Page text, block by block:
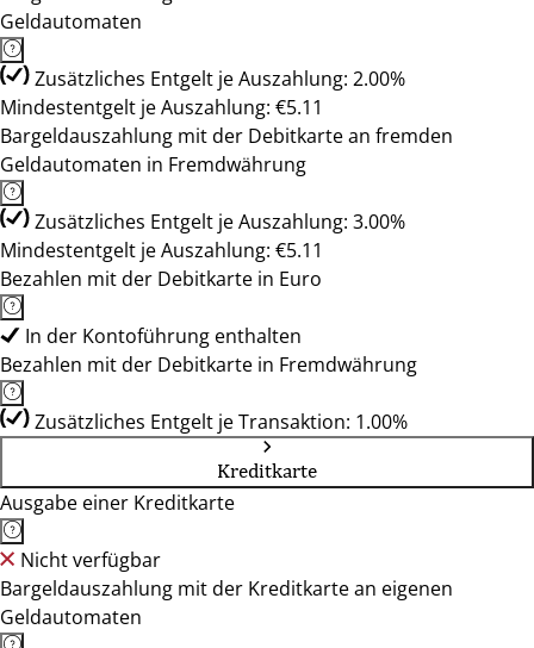
Geldautomaten
Zusätzliches Entgelt je Auszahlung: 2.00%
Mindestentgelt je Auszahlung: €5.11
Bargeldauszahlung mit der Debitkarte an fremden
Geldautomaten in Fremdwährung
Zusätzliches Entgelt je Auszahlung: 3.00%
Mindestentgelt je Auszahlung: €5.11
Bezahlen mit der Debitkarte in Euro
In der Kontoführung enthalten
Bezahlen mit der Debitkarte in Fremdwährung
Zusätzliches Entgelt je Transaktion: 1.00%
Kreditkarte
Ausgabe einer Kreditkarte
Nicht verfügbar
Bargeldauszahlung mit der Kreditkarte an eigenen
Geldautomaten